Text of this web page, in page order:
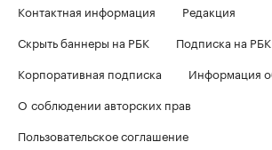
Контактная информация
Редакция
Скрыть баннеры на РБК
Подписка на РБК
Корпоративная подписка
Информация
О соблюдении авторских прав
Пользовательское соглашение